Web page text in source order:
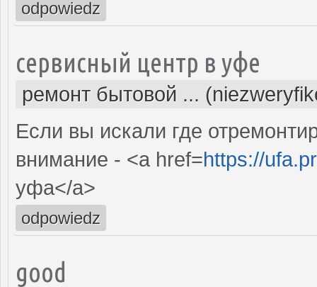
odpowiedz
сервисный центр в уфе
ремонт бытовой ...
Если вы искали где
внимание - <a href=https://
уфа</a>
odpowiedz
good